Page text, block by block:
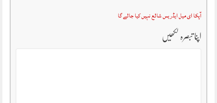
آپکا ای میل ایڈریس شائع نہیں کیا جائے گا
اپنا تبصرہ لکھیں